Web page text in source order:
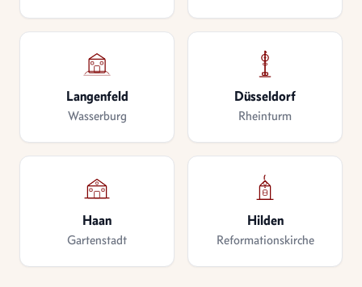
Langenfeld
Wasserburg
Düsseldorf
Rheinturm
Haan
Gartenstadt
Hilden
Reformationskirche